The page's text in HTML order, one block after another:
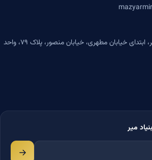
تهران، خیابان ولیعصر، ابتدای خیابان مطهری، خیابان منصور، پلاک ۷۹، واحد
میر